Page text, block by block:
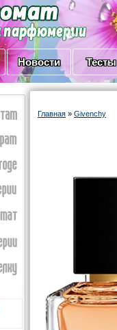
Новости Тесты
Главная » Givenchy